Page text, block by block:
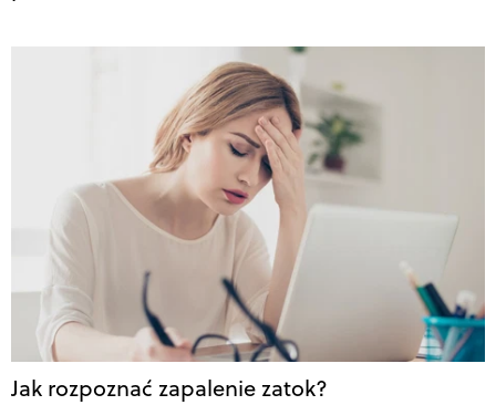
Jak rozpoznać zapalenie zatok?